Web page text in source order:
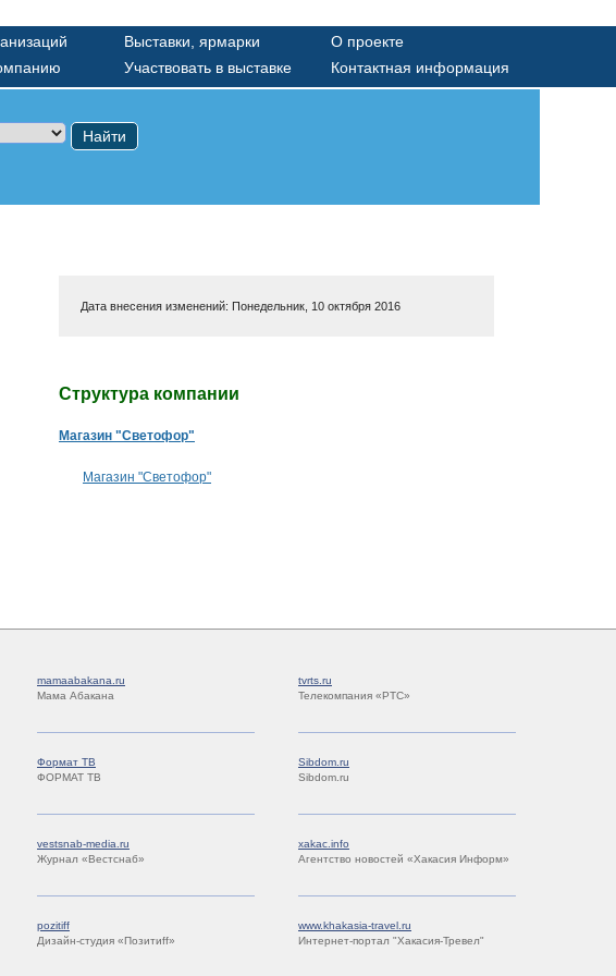
Выставки, ярмарки
О проекте
Участвовать в выставке Контактная информация
Найти
Дата внесения изменений: Понедельник, 10 октября 2016
Структура компании
Магазин "Светофор"
Магазин "Светофор"
mamaabakana.ru
Мама Абакана
tvrts.ru
Телекомпания «РТС»
Формат ТВ
ФОРМАТ ТВ
Sibdom.ru
Sibdom.ru
vestsnab-media.ru
Журнал «Вестснаб»
xakac.info
Агентство новостей «Хакасия Информ»
pozitiff
Дизайн-студия «Позитиff»
www.khakasia-travel.ru
Интернет-портал "Хакасия-Тревел"